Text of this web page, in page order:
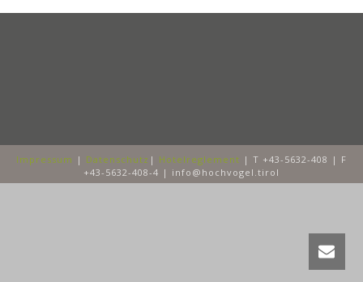
Impressum | Datenschutz | Hotelreglement | T +43-5632-408 | F
+43-5632-408-4 | info@hochvogel.tirol